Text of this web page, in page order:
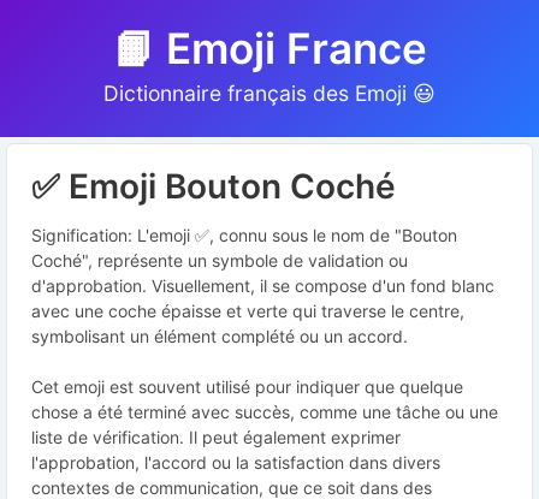
📙 Emoji France
Dictionnaire français des Emoji 😃
✅ Emoji Bouton Coché
Signification: L'emoji ✅, connu sous le nom de "Bouton
Coché", représente un symbole de validation ou
d'approbation. Visuellement, il se compose d'un fond blanc
avec une coche épaisse et verte qui traverse le centre,
symbolisant un élément complété ou un accord.
Cet emoji est souvent utilisé pour indiquer que quelque
chose a été terminé avec succès, comme une tâche ou une
liste de vérification. Il peut également exprimer
l'approbation, l'accord ou la satisfaction dans divers
contextes de communication, que ce soit dans des